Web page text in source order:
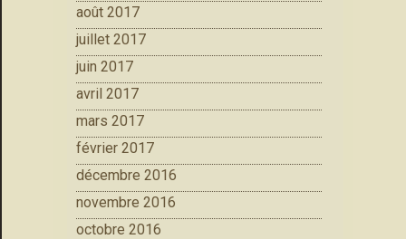
août 2017
juillet 2017
juin 2017
avril 2017
mars 2017
février 2017
décembre 2016
novembre 2016
octobre 2016